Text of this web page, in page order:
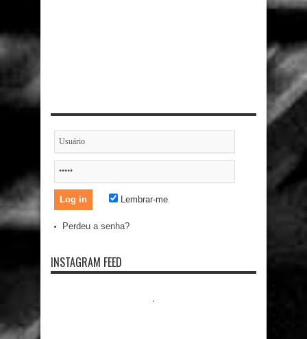
Lembrar-me
Perdeu a senha?
INSTAGRAM FEED